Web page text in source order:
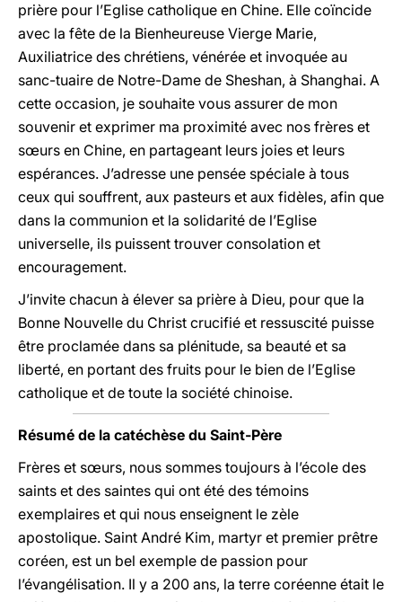
prière pour l’Eglise catholique en Chine. Elle coïncide
avec la fête de la Bienheureuse Vierge Marie,
Auxiliatrice des chrétiens, vénérée et invoquée au
sanc-tuaire de Notre-Dame de Sheshan, à Shanghai. A
cette occasion, je souhaite vous assurer de mon
souvenir et exprimer ma proximité avec nos frères et
sœurs en Chine, en partageant leurs joies et leurs
espérances. J’adresse une pensée spéciale à tous
ceux qui souffrent, aux pasteurs et aux fidèles, afin que
dans la communion et la solidarité de l’Eglise
universelle, ils puissent trouver consolation et
encouragement.
J’invite chacun à élever sa prière à Dieu, pour que la
Bonne Nouvelle du Christ crucifié et ressuscité puisse
être proclamée dans sa plénitude, sa beauté et sa
liberté, en portant des fruits pour le bien de l’Eglise
catholique et de toute la société chinoise.
Résumé de la catéchèse du Saint-Père
Frères et sœurs, nous sommes toujours à l’école des
saints et des saintes qui ont été des témoins
exemplaires et qui nous enseignent le zèle
apostolique. Saint André Kim, martyr et premier prêtre
coréen, est un bel exemple de passion pour
l’évangélisation. Il y a 200 ans, la terre coréenne était le